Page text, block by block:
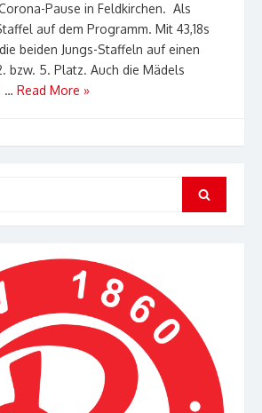
Pause in Feldkirchen. Als
auf dem Programm. Mit 43,18s
beiden Jungs-Staffeln auf einen
bzw. 5. Platz. Auch die Mädels
… Read More »
Search